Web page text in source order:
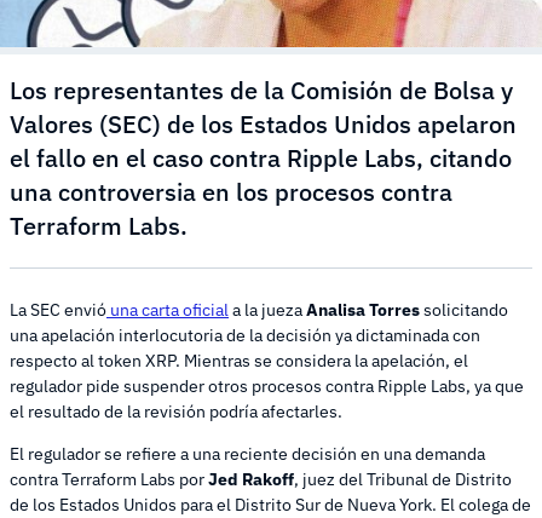
Los representantes de la Comisión de Bolsa y
Valores (SEC) de los Estados Unidos apelaron
el fallo en el caso contra Ripple Labs, citando
una controversia en los procesos contra
Terraform Labs.
La SEC envió una carta oficiala la juezaAnalisa Torressolicitando
una apelación interlocutoria de la decisión ya dictaminada con
respecto al token XRP. Mientras se considera la apelación, el
regulador pide suspender otros procesos contra Ripple Labs, ya que
el resultado de la revisión podría afectarles.
El regulador se refiere a una reciente decisión en una demanda
contra Terraform Labs porJed Rakoff, juez del Tribunal de Distrito
de los Estados Unidos para el Distrito Sur de Nueva York. El colega de